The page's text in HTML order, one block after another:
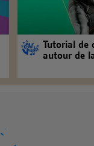
Tutorial de
autour de